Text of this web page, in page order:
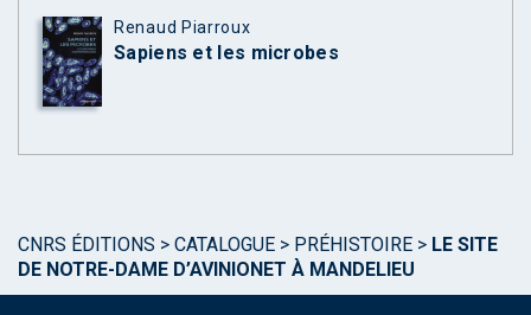
Renaud Piarroux
Sapiens et les microbes
CNRS ÉDITIONS > CATALOGUE > PRÉHISTOIRE > LE SITE
DE NOTRE-DAME D’AVINIONET À MANDELIEU